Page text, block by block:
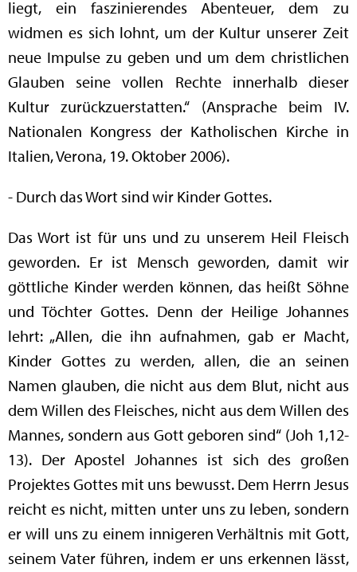
liegt, ein faszinierendes Abenteuer, dem zu
widmen es sich lohnt, um der Kultur unserer Zeit
neue Impulse zu geben und um dem christlichen
Glauben seine vollen Rechte innerhalb dieser
Kultur zurückzuerstatten.“ (Ansprache beim IV.
Nationalen Kongress der Katholischen Kirche in
Italien, Verona, 19. Oktober 2006).
- Durch das Wort sind wir Kinder Gottes.
Das Wort ist für uns und zu unserem Heil Fleisch
geworden. Er ist Mensch geworden, damit wir
göttliche Kinder werden können, das heißt Söhne
und Töchter Gottes. Denn der Heilige Johannes
lehrt: „Allen, die ihn aufnahmen, gab er Macht,
Kinder Gottes zu werden, allen, die an seinen
Namen glauben, die nicht aus dem Blut, nicht aus
dem Willen des Fleisches, nicht aus dem Willen des
Mannes, sondern aus Gott geboren sind“ (Joh 1,12-
13). Der Apostel Johannes ist sich des großen
Projektes Gottes mit uns bewusst. Dem Herrn Jesus
reicht es nicht, mitten unter uns zu leben, sondern
er will uns zu einem innigeren Verhältnis mit Gott,
seinem Vater führen, indem er uns erkennen lässt,